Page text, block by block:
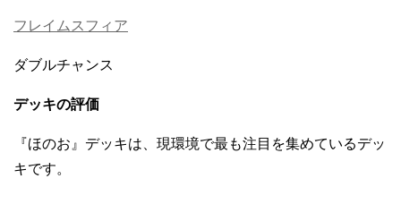
フレイムスフィア
ダブルチャンス
デッキの評価
『ほのお』デッキは、現環境で最も注目を集めているデッ
キです。